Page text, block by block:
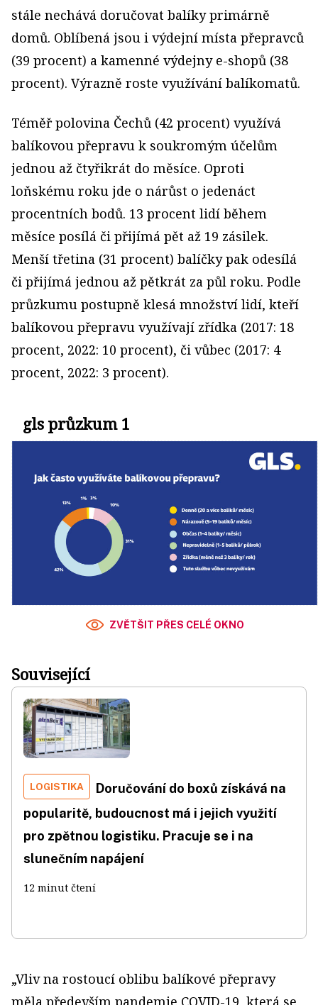
stále nechává doručovat balíky primárně
domů. Oblíbená jsou i výdejní místa přepravců
(39 procent) a kamenné výdejny e-shopů (38
procent). Výrazně roste využívání balíkomatů.
Téměř polovina Čechů (42 procent) využívá
balíkovou přepravu k soukromým účelům
jednou až čtyřikrát do měsíce. Oproti
loňskému roku jde o nárůst o jedenáct
procentních bodů. 13 procent lidí během
měsíce posílá či přijímá pět až 19 zásilek.
Menší třetina (31 procent) balíčky pak odesílá
či přijímá jednou až pětkrát za půl roku. Podle
průzkumu postupně klesá množství lidí, kteří
balíkovou přepravu využívají zřídka (2017: 18
procent, 2022: 10 procent), či vůbec (2017: 4
procent, 2022: 3 procent).
gls průzkum 1
ZVĚTŠIT PŘES CELÉ OKNO
Související
LOGISTIKA
Doručování do boxů získává na
popularitě, budoucnost má i jejich využití
pro zpětnou logistiku. Pracuje se i na
slunečním napájení
12 minut čtení
„Vliv na rostoucí oblibu balíkové přepravy